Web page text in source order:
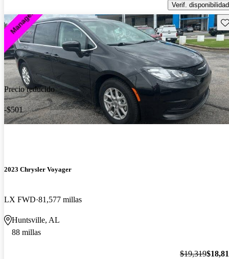
Verif. disponibilidad
Precio reducido
-$501
2023 Chrysler Voyager
LX FWD 81,577 millas
Huntsville, AL
88 millas
$19,319